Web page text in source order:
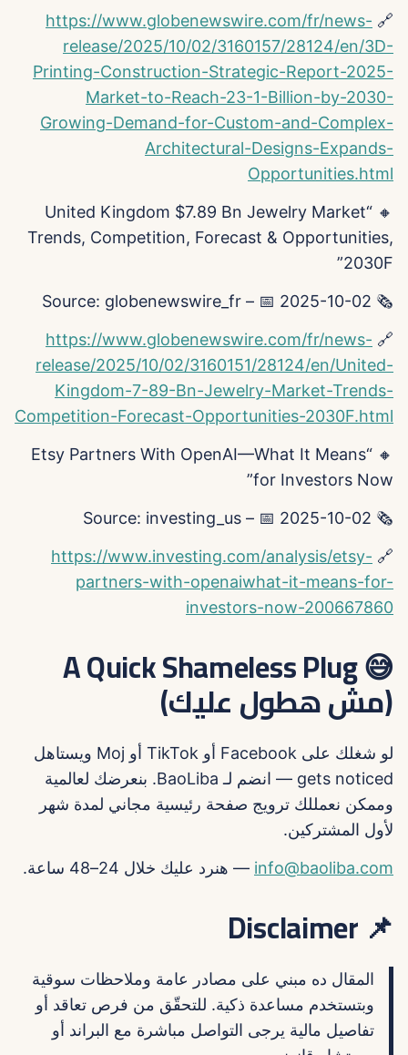
🔗
https://www.globenewswire.com/fr/news-
release/2025/10/02/3160157/28124/en/3D-
Printing-Construction-Strategic-Report-2025-
Market-to-Reach-23-1-Billion-by-2030-
Growing-Demand-for-Custom-and-Complex-
Architectural-Designs-Expands-
Opportunities.html
🔸 “United Kingdom $7.89 Bn Jewelry Market
Trends, Competition, Forecast & Opportunities,
2030F”
🗞️ Source: globenewswire_fr – 📅 2025-10-02
🔗
https://www.globenewswire.com/fr/news-
release/2025/10/02/3160151/28124/en/United-
Kingdom-7-89-Bn-Jewelry-Market-Trends-
Competition-Forecast-Opportunities-2030F.html
🔸 “Etsy Partners With OpenAI—What It Means
for Investors Now”
🗞️ Source: investing_us – 📅 2025-10-02
🔗
https://www.investing.com/analysis/etsy-
partners-with-openaiwhat-it-means-for-
investors-now-200667860
😅 A Quick Shameless Plug
(مش هطول عليك)
لو شغلك على Facebook أو TikTok أو Moj ويستاهل
gets noticed — انضم لـ BaoLiba. بنعرضك لعالمية
وممكن نعمللك ترويج صفحة رئيسية مجاني لمدة شهر
لأول المشتركين.
info@baoliba.com — هنرد عليك خلال 24–48 ساعة.
📌 Disclaimer
المقال ده مبني على مصادر عامة وملاحظات سوقية
وبتستخدم مساعدة ذكية. للتحقّق من فرص تعاقد أو
تفاصيل مالية يرجى التواصل مباشرة مع البراند أو